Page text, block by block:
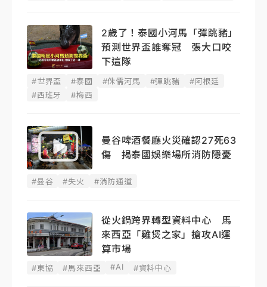
2歲了！泰國小河馬「彈跳豬」
預測世界盃誰奪冠 張大口咬
下這隊
#世界盃 #泰國 #侏儒河馬 #彈跳豬
#阿根廷
#西班牙
#梅西
曼谷啤酒餐廳火災確認27死63
傷 揭泰國娛樂場所消防隱憂
#曼谷 #失火 #消防通道
從火鍋跨界轉型資料中心 馬
來西亞「雞煲之家」搶攻AI運
算市場
#東協 #馬來西亞 #AI #資料中心